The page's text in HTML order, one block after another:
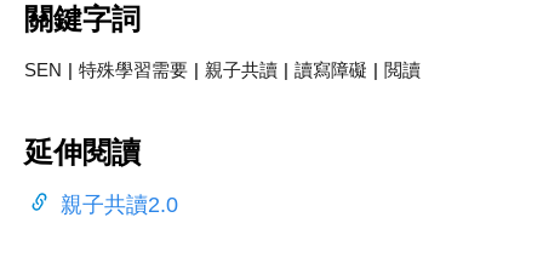
關鍵字詞
SEN | 特殊學習需要 | 親子共讀 | 讀寫障礙 | 閲讀
延伸閱讀
親子共讀2.0